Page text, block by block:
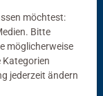
schwarz
möchtest:
Bitte
möglicherweise
jederzeit ändern